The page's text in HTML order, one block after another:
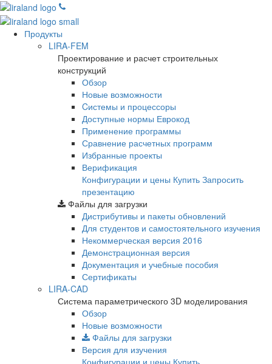
Продукты
LIRA-FEM
Проектирование и расчет строительных
конструкций
Обзор
Новые возможности
Cистемы и процессоры
Доступные нормы Еврокод
Применение программы
Сравнение расчетных программ
Избранные проекты
Верификация
Конфигурации и цены Купить Запросить
презентацию
Файлы для загрузки
Дистрибутивы и пакеты обновлений
Для студентов и самостоятельного изучения
Некоммерческая версия 2016
Демонстрационная версия
Документация и учебные пособия
Сертификаты
LIRA-CAD
Система параметрического 3D моделирования
Обзор
Новые возможности
Файлы для загрузки
Версия для изучения
Конфигурации и цены Купить